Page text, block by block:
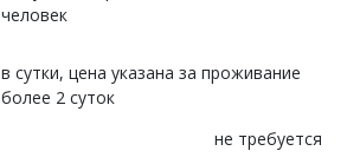
человек
в сутки, цена указана за проживание
более 2 суток
не требуется